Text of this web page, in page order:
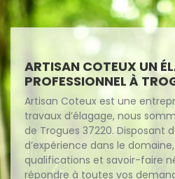
ARTISAN COTEUX UN
PROFESSIONNEL À
Artisan Coteux est une
travaux d’élagage, nous
de Trogues 37220. Disposant
d’expérience dans le
qualifications et savoir-faire
répondre à toutes vos